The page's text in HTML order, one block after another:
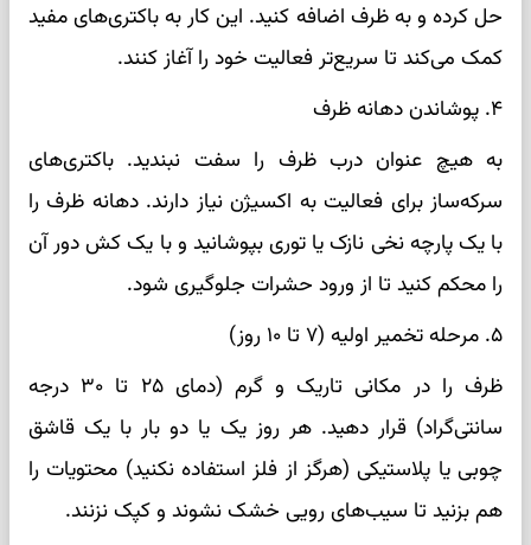
حل کرده و به ظرف اضافه کنید. این کار به باکتری‌های مفید
کمک می‌کند تا سریع‌تر فعالیت خود را آغاز کنند.
۴. پوشاندن دهانه ظرف
به هیچ عنوان درب ظرف را سفت نبندید. باکتری‌های
سرکه‌ساز برای فعالیت به اکسیژن نیاز دارند. دهانه ظرف را
با یک پارچه نخی نازک یا توری بپوشانید و با یک کش دور آن
را محکم کنید تا از ورود حشرات جلوگیری شود.
۵. مرحله تخمیر اولیه (۷ تا ۱۰ روز)
ظرف را در مکانی تاریک و گرم (دمای ۲۵ تا ۳۰ درجه
سانتی‌گراد) قرار دهید. هر روز یک یا دو بار با یک قاشق
چوبی یا پلاستیکی (هرگز از فلز استفاده نکنید) محتویات را
هم بزنید تا سیب‌های رویی خشک نشوند و کپک نزنند.